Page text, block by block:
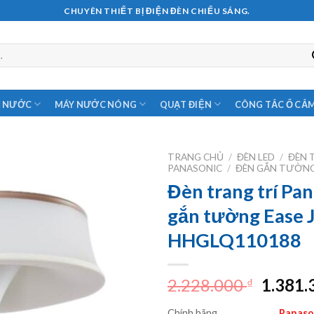
CHUYÊN THIẾT BỊ ĐIỆN ĐÈN CHIẾU SÁNG.
NƯỚC MÁY NƯỚC NÓNG QUẠT ĐIỆN CÔNG TẮC Ổ
TRANG CHỦ / ĐÈN LED / ĐÈN
PANASONIC / ĐÈN GẮN
Đèn trang trí
gắn tường Ease
HHGLQ110188
2.228.000₫
Giá